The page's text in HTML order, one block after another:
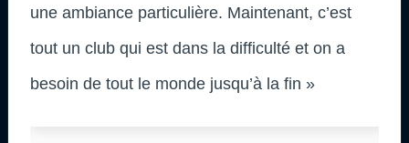
une ambiance particulière. Maintenant, c’est
tout un club qui est dans la difficulté et on a
besoin de tout le monde jusqu’à la fin »